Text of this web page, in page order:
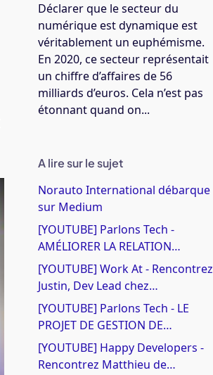
Déclarer que le secteur du
numérique est dynamique est
véritablement un euphémisme.
En 2020, ce secteur représentait
un chiffre d’affaires de 56
milliards d’euros. Cela n’est pas
étonnant quand on...
A lire sur le sujet
Norauto International débarque
sur Medium
[YOUTUBE] Parlons Tech -
AMÉLIORER LA RELATION…
[YOUTUBE] Work At - Rencontrez
Justin, Dev Lead chez…
[YOUTUBE] Parlons Tech - LE
PROJET DE GESTION DE…
[YOUTUBE] Happy Developers -
Rencontrez Matthieu de…